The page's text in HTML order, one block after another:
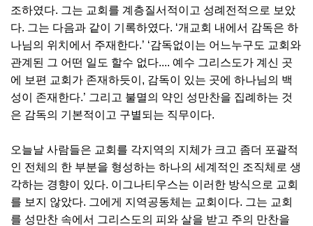
조하였다. 그는 교회를 계층질서적이고 성례전적으로 보았
다. 그는 다음과 같이 기록하였다. ‘개교회 내에서 감독은 하
나님의 위치에서 주재한다.’ ‘감독없이는 어느누구도 교회와
관계된 그 어떤 일도 할수 없다.... 예수 그리스도가 계신 곳
에 보편 교회가 존재하듯이, 감독이 있는 곳에 하나님의 백
성이 존재한다.’ 그리고 불멸의 약인 성만찬을 집례하는 것
은 감독의 기본적이고 구별되는 직무이다.
오늘날 사람들은 교회를 각지역의 지체가 크고 좀더 포괄적
인 전체의 한 부분을 형성하는 하나의 세계적인 조직체로 생
각하는 경향이 있다. 이그나티우스는 이러한 방식으로 교회
를 보지 않았다. 그에게 지역공동체는 교회이다. 그는 교회
를 성만찬 속에서 그리스도의 피와 살을 받고 주의 만찬을